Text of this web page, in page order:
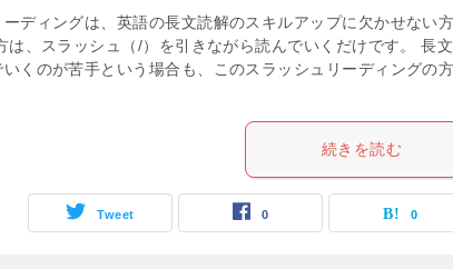
ーディングは、英語の長文読解のスキルアップに欠かせない
は、スラッシュ（/）を引きながら読んでいくだけです。 長
くのが苦手という場合も、このスラッシュリーディングの
続きを読む
Tweet 0 0